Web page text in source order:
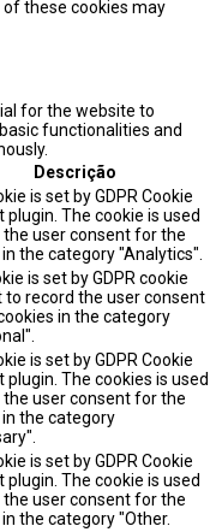
these cookies may
for the website to
functionalities and
Descrição
is set by GDPR Cookie
plugin. The cookie is used
user consent for the
the category "Analytics".
is set by GDPR cookie
to record the user consent
in the category
is set by GDPR Cookie
plugin. The cookies is used
user consent for the
the category
is set by GDPR Cookie
plugin. The cookie is used
user consent for the
the category "Other.